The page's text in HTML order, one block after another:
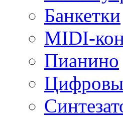
Банкетки
MIDI-
Пианино